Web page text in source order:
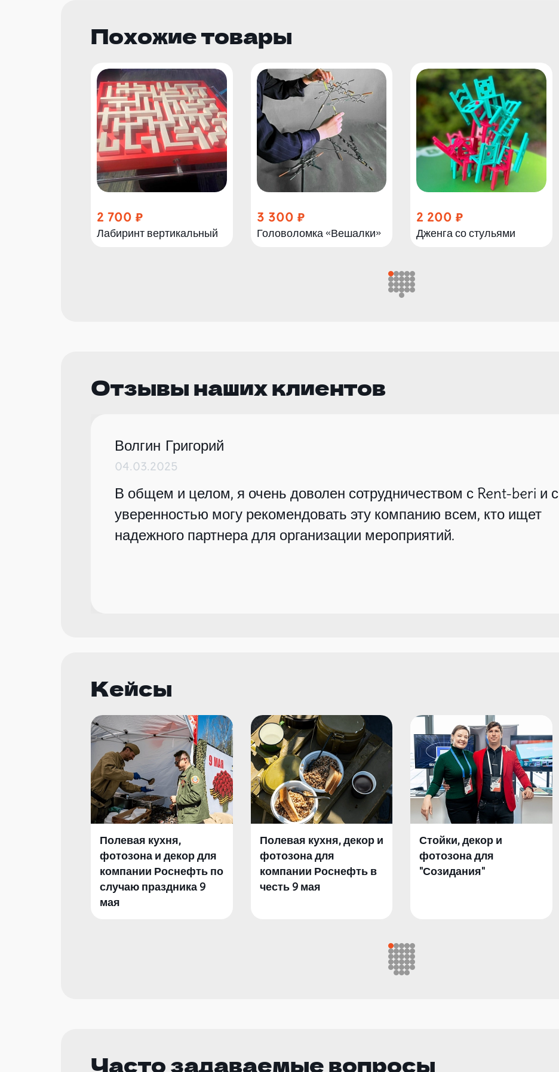
Похожие товары
2 700
Лабиринт вертикальный
3 300
Головоломка «Вешалки»
2 200
Дженга со стульями
Отзывы наших клиентов
Волгин Григорий
04.03.2025
В общем и целом, я очень доволен сотрудничеством с Rent-beri и с
уверенностью могу рекомендовать эту компанию всем, кто ищет
надежного партнера для организации мероприятий.
Кейсы
Полевая кухня,
фотозона и декор для
компании Роснефть по
случаю праздника 9
мая
Полевая кухня, декор и
фотозона для
компании Роснефть в
честь 9 мая
Стойки, декор и
фотозона для
"Созидания"
Часто задаваемые вопросы